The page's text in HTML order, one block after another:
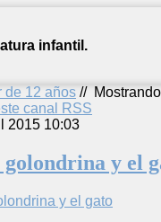
infantil.
de 12 años //
canal RSS
2015 10:03
y el